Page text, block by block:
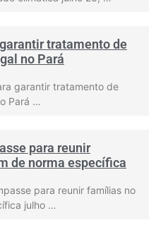
tratamento de
no Pará
garantir tratamento de
Pará …
para reunir
de norma específica
para reunir famílias no
julho …